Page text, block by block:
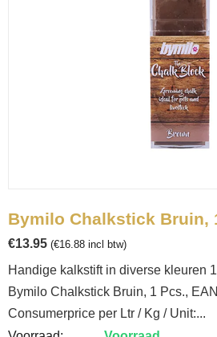
Bymilo Chalkstick Bruin,
€13.95 (€16.88 incl btw)
Handige kalkstift in diverse kleuren
Bymilo Chalkstick Bruin, 1 Pcs.,
Consumerprice per Ltr / Kg / Unit:...